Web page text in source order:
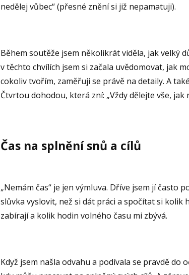
nedělej vůbec“ (přesné znění si již nepamatuji).
Během soutěže jsem několikrát viděla, jak velký
v těchto chvílích jsem si začala uvědomovat, jak
cokoliv tvořím, zaměřuji se právě na detaily. A
Čtvrtou dohodou, která zní: „Vždy dělejte vše, jak
Čas na splnění snů a cílů
„Nemám čas“ je jen výmluva. Dříve jsem jí často
slůvka vyslovit, než si dát práci a spočítat si kolik
zabírají a kolik hodin volného času mi zbývá.
Když jsem našla odvahu a podívala se pravdě do